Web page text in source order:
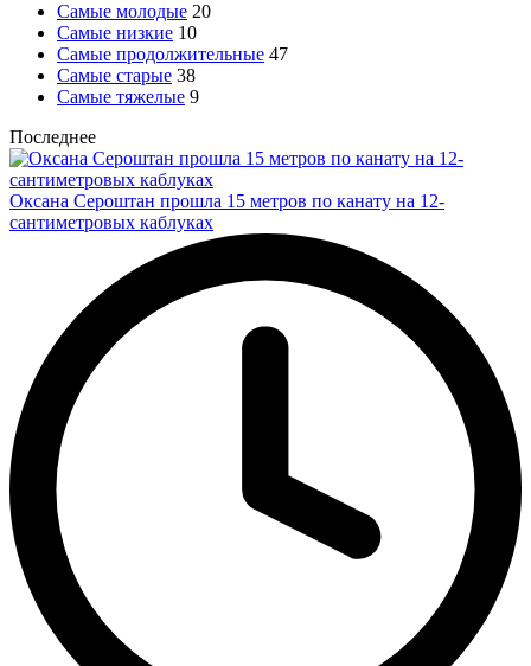
Самые молодые 20
Самые низкие 10
Самые продолжительные 47
Самые старые 38
Самые тяжелые 9
Последнее
Оксана Сероштан прошла 15 метров по канату на 12-
сантиметровых каблуках